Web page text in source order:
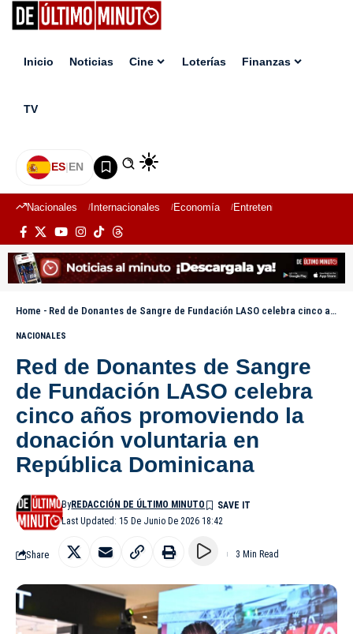
Inicio Noticias Cine Loterías Finanzas
TV
ES|EN
Nacionales Internacionales Economía Entretenimiento
Home - Red de Donantes de Sangre de Fundación LASO celebra cinco años promoviendo la donación voluntaria en República Dominicana
NACIONALES
Red de Donantes de Sangre
de Fundación LASO celebra
cinco años promoviendo la
donación voluntaria en
República Dominicana
Last Updated: 15 De Junio De 2026 18:42
ByREDACCIÓN DE ÚLTIMO MINUTO
Share 3 Min Read